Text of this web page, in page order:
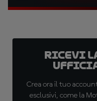
Ricevi
Crea ora il tuo
esclusivi, come la